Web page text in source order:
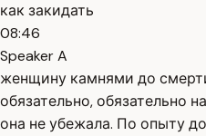
как закидать
08:46
Speaker A
женщину камнями до
обязательно, обязательно
она не убежала. По опыту